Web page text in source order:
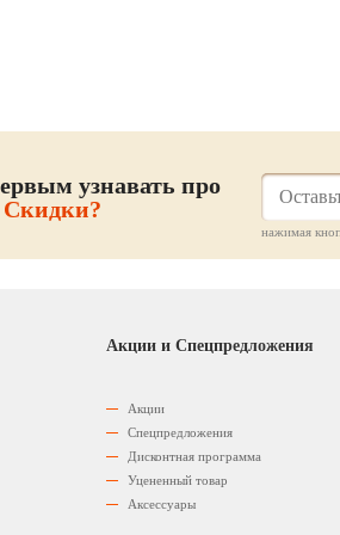
узнавать про
нажимая
Акции и Спецпредложения
Акции
Спецпредложения
Дисконтная программа
Уцененный товар
Аксессуары